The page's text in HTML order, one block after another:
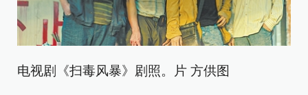
电视剧《扫毒风暴》剧照。片 方供图